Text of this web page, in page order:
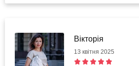
Вікторія
13 квітня 2025